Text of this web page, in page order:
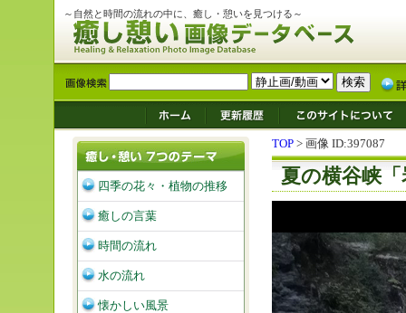
～自然と時間の流れの中に、癒し・憩いを見つける～
TOP > 画像 ID:397087
夏の横谷峡
四季の花々・植物の推移
癒しの言葉
時間の流れ
水の流れ
懐かしい風景